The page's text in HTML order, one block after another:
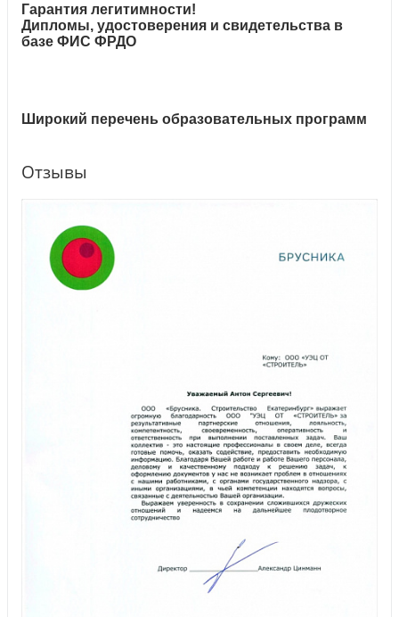
Гарантия легитимности!
Дипломы, удостоверения и свидетельства в
базе ФИС ФРДО
Широкий перечень образовательных программ
Отзывы